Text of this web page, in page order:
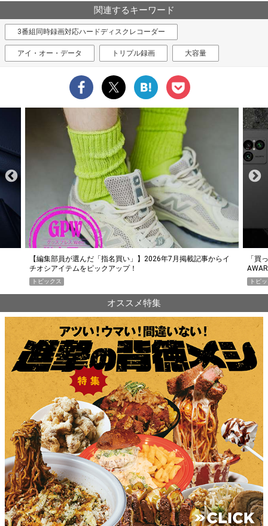
関連するキーワード
3番組同時録画対応ハードディスクレコーダー
アイ・オー・データ トリプル録画 大容量
「買って損なし」の極上スマホ5選【GoodsPress 2026上半期
AWARD】
トピックス
薄着
PR
オススメ特集